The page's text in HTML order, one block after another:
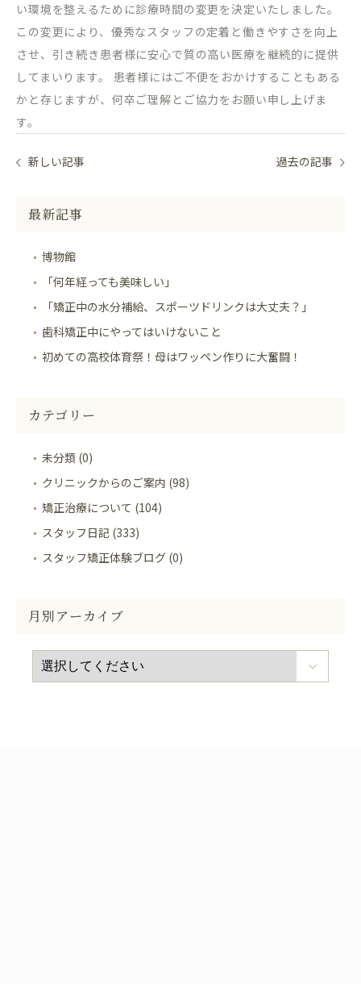
い環境を整えるために診療時間の変更を決定いたしました。
この変更により、優秀なスタッフの定着と働きやすさを向上
させ、引き続き患者様に安心で質の高い医療を継続的に提供
してまいります。 患者様にはご不便をおかけすることもある
かと存じますが、何卒ご理解とご協力をお願い申し上げま
す。
新しい記事 過去の記事
最新記事
博物館
「何年経っても美味しい」
「矯正中の水分補給、スポーツドリンクは大丈夫？」
歯科矯正中にやってはいけないこと
初めての高校体育祭！母はワッペン作りに大奮闘！
カテゴリー
未分類 (0)
クリニックからのご案内 (98)
矯正治療について (104)
スタッフ日記 (333)
スタッフ矯正体験ブログ (0)
月別アーカイブ